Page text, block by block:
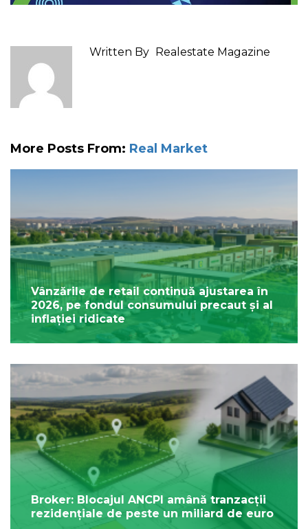
Written By Realestate Magazine
More Posts From: Real Market
Vânzările de retail continuă ajustarea în
2026, pe fondul consumului precaut și al
inflației ridicate
Broker: Blocajul ANCPI amână tranzacții
rezidențiale de peste un miliard de euro